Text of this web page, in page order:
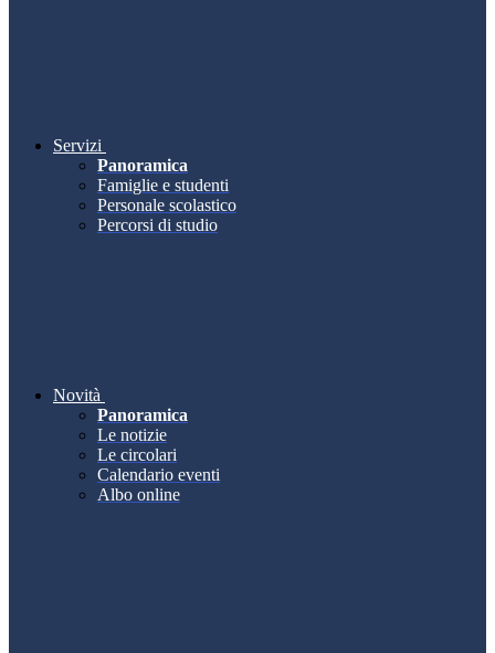
Servizi
Panoramica
Famiglie e studenti
Personale scolastico
Percorsi di studio
Novità
Panoramica
Le notizie
Le circolari
Calendario eventi
Albo online